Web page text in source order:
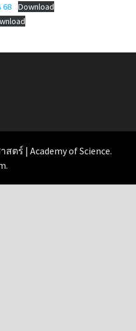
Download
ตร์ | Academy of Science.
.